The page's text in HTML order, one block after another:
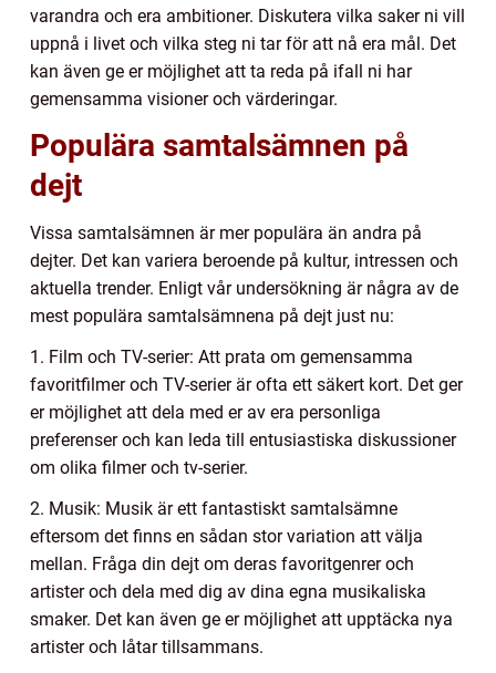
varandra och era ambitioner. Diskutera vilka saker ni vill
uppnå i livet och vilka steg ni tar för att nå era mål. Det
kan även ge er möjlighet att ta reda på ifall ni har
gemensamma visioner och värderingar.
Populära samtalsämnen på
dejt
Vissa samtalsämnen är mer populära än andra på
dejter. Det kan variera beroende på kultur, intressen och
aktuella trender. Enligt vår undersökning är några av de
mest populära samtalsämnena på dejt just nu:
1. Film och TV-serier: Att prata om gemensamma
favoritfilmer och TV-serier är ofta ett säkert kort. Det ger
er möjlighet att dela med er av era personliga
preferenser och kan leda till entusiastiska diskussioner
om olika filmer och tv-serier.
2. Musik: Musik är ett fantastiskt samtalsämne
eftersom det finns en sådan stor variation att välja
mellan. Fråga din dejt om deras favoritgenrer och
artister och dela med dig av dina egna musikaliska
smaker. Det kan även ge er möjlighet att upptäcka nya
artister och låtar tillsammans.